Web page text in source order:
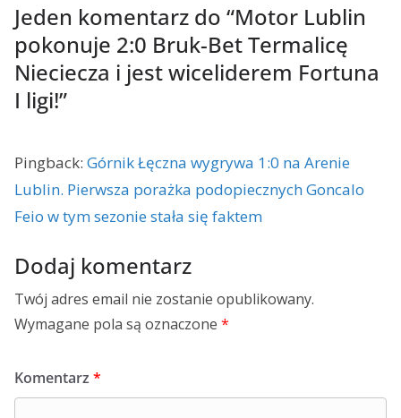
Jeden komentarz do “Motor Lublin
pokonuje 2:0 Bruk-Bet Termalicę
Nieciecza i jest wiceliderem Fortuna
I ligi!”
Pingback: Górnik Łęczna wygrywa 1:0 na Arenie
Lublin. Pierwsza porażka podopiecznych Goncalo
Feio w tym sezonie stała się faktem
Dodaj komentarz
Twój adres email nie zostanie opublikowany.
Wymagane pola są oznaczone *
Komentarz *